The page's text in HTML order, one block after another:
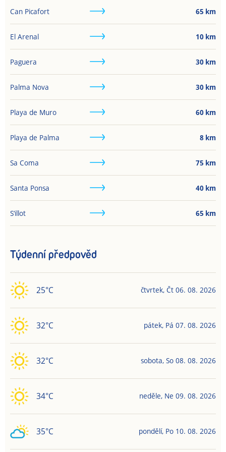
Can Picafort 65 km
El Arenal 10 km
Paguera 30 km
Palma Nova 30 km
Playa de Muro 60 km
Playa de Palma 8 km
Sa Coma 75 km
Santa Ponsa 40 km
S‘illot 65 km
Týdenní předpověd
25°C čtvrtek, Čt 06. 08. 2026
32°C pátek, Pá 07. 08. 2026
32°C sobota, So 08. 08. 2026
34°C neděle, Ne 09. 08. 2026
35°C pondělí, Po 10. 08. 2026